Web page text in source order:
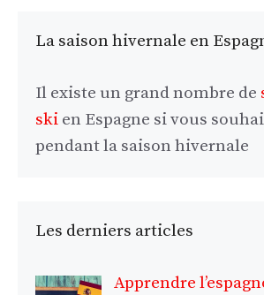
La saison hivernale en
Il existe un grand nombre de
ski en Espagne si vous
pendant la saison hivernale
Les derniers articles
Apprendre